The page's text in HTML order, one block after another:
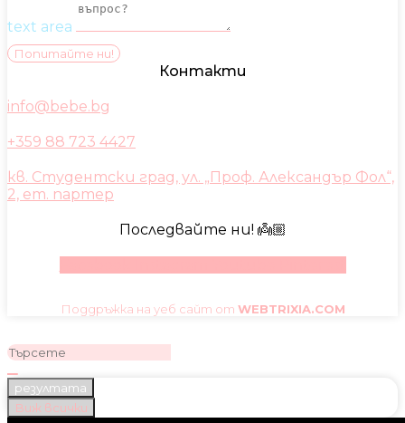
text area
Попитайте ни!
Контакти
info@bebe.bg
+359 88 723 4427
кв. Студентски град, ул. „Проф. Александър Фол“,
2, ет. партер
Последвайте ни! 👼🏼
Поддръжка на уеб сайт от WEBTRIXIA.COM
резултата
Виж всички